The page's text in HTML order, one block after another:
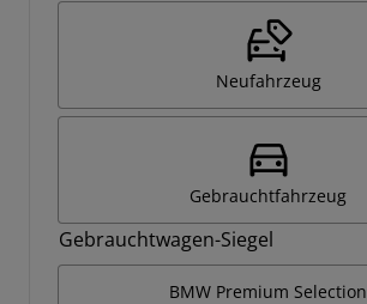
Neufahrzeug
Gebrauchtfahrzeug
Gebrauchtwagen-Siegel
BMW Premium Selection